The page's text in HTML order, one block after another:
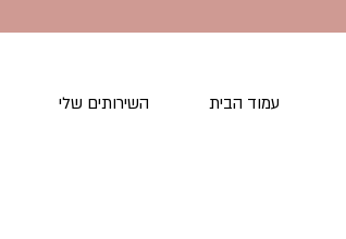
עמוד הבית השירותים שלי